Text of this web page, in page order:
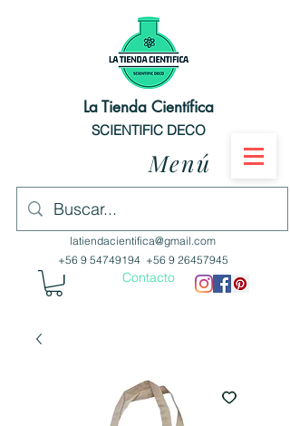
La Tienda Científica
SCIENTIFIC DECO
Menú
latiendacientifica@gmail.com
+56 9 54749194 +56 9 26457945
Contacto